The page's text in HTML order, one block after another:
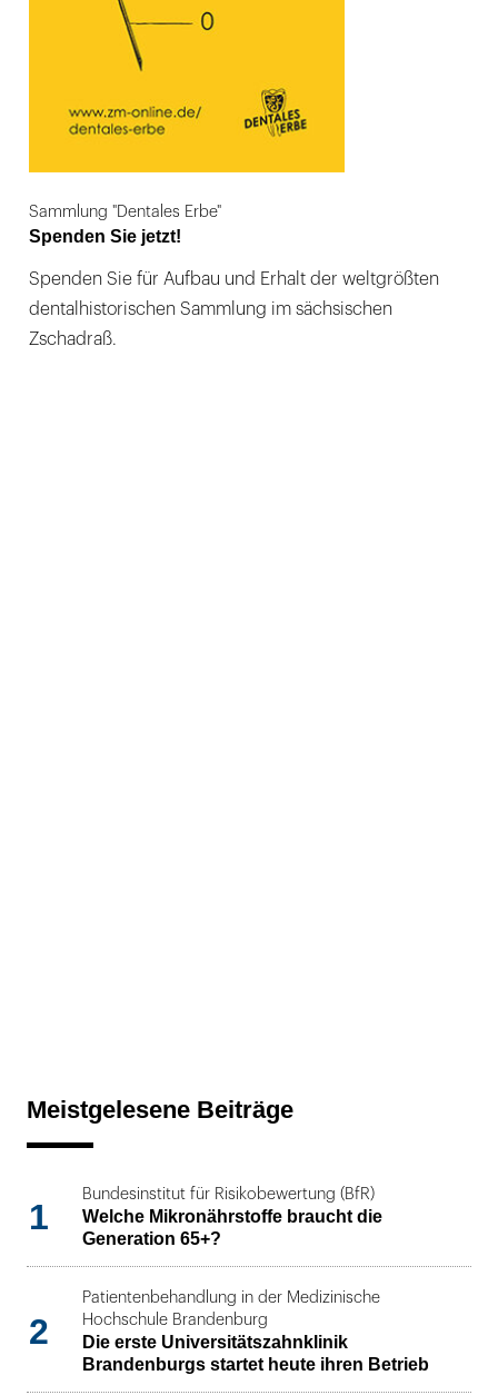
Sammlung "Dentales Erbe"
Spenden Sie jetzt!
Spenden Sie für Aufbau und Erhalt der weltgrößten
dentalhistorischen Sammlung im sächsischen
Zschadraß.
Meistgelesene Beiträge
1
Bundesinstitut für Risikobewertung (BfR)
Welche Mikronährstoffe braucht die
Generation 65+?
2
Patientenbehandlung in der Medizinische
Hochschule Brandenburg
Die erste Universitätszahnklinik
Brandenburgs startet heute ihren Betrieb